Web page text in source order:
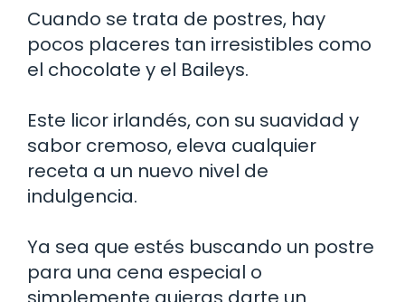
Cuando se trata de postres, hay
pocos placeres tan irresistibles como
el chocolate y el Baileys.
Este licor irlandés, con su suavidad y
sabor cremoso, eleva cualquier
receta a un nuevo nivel de
indulgencia.
Ya sea que estés buscando un postre
para una cena especial o